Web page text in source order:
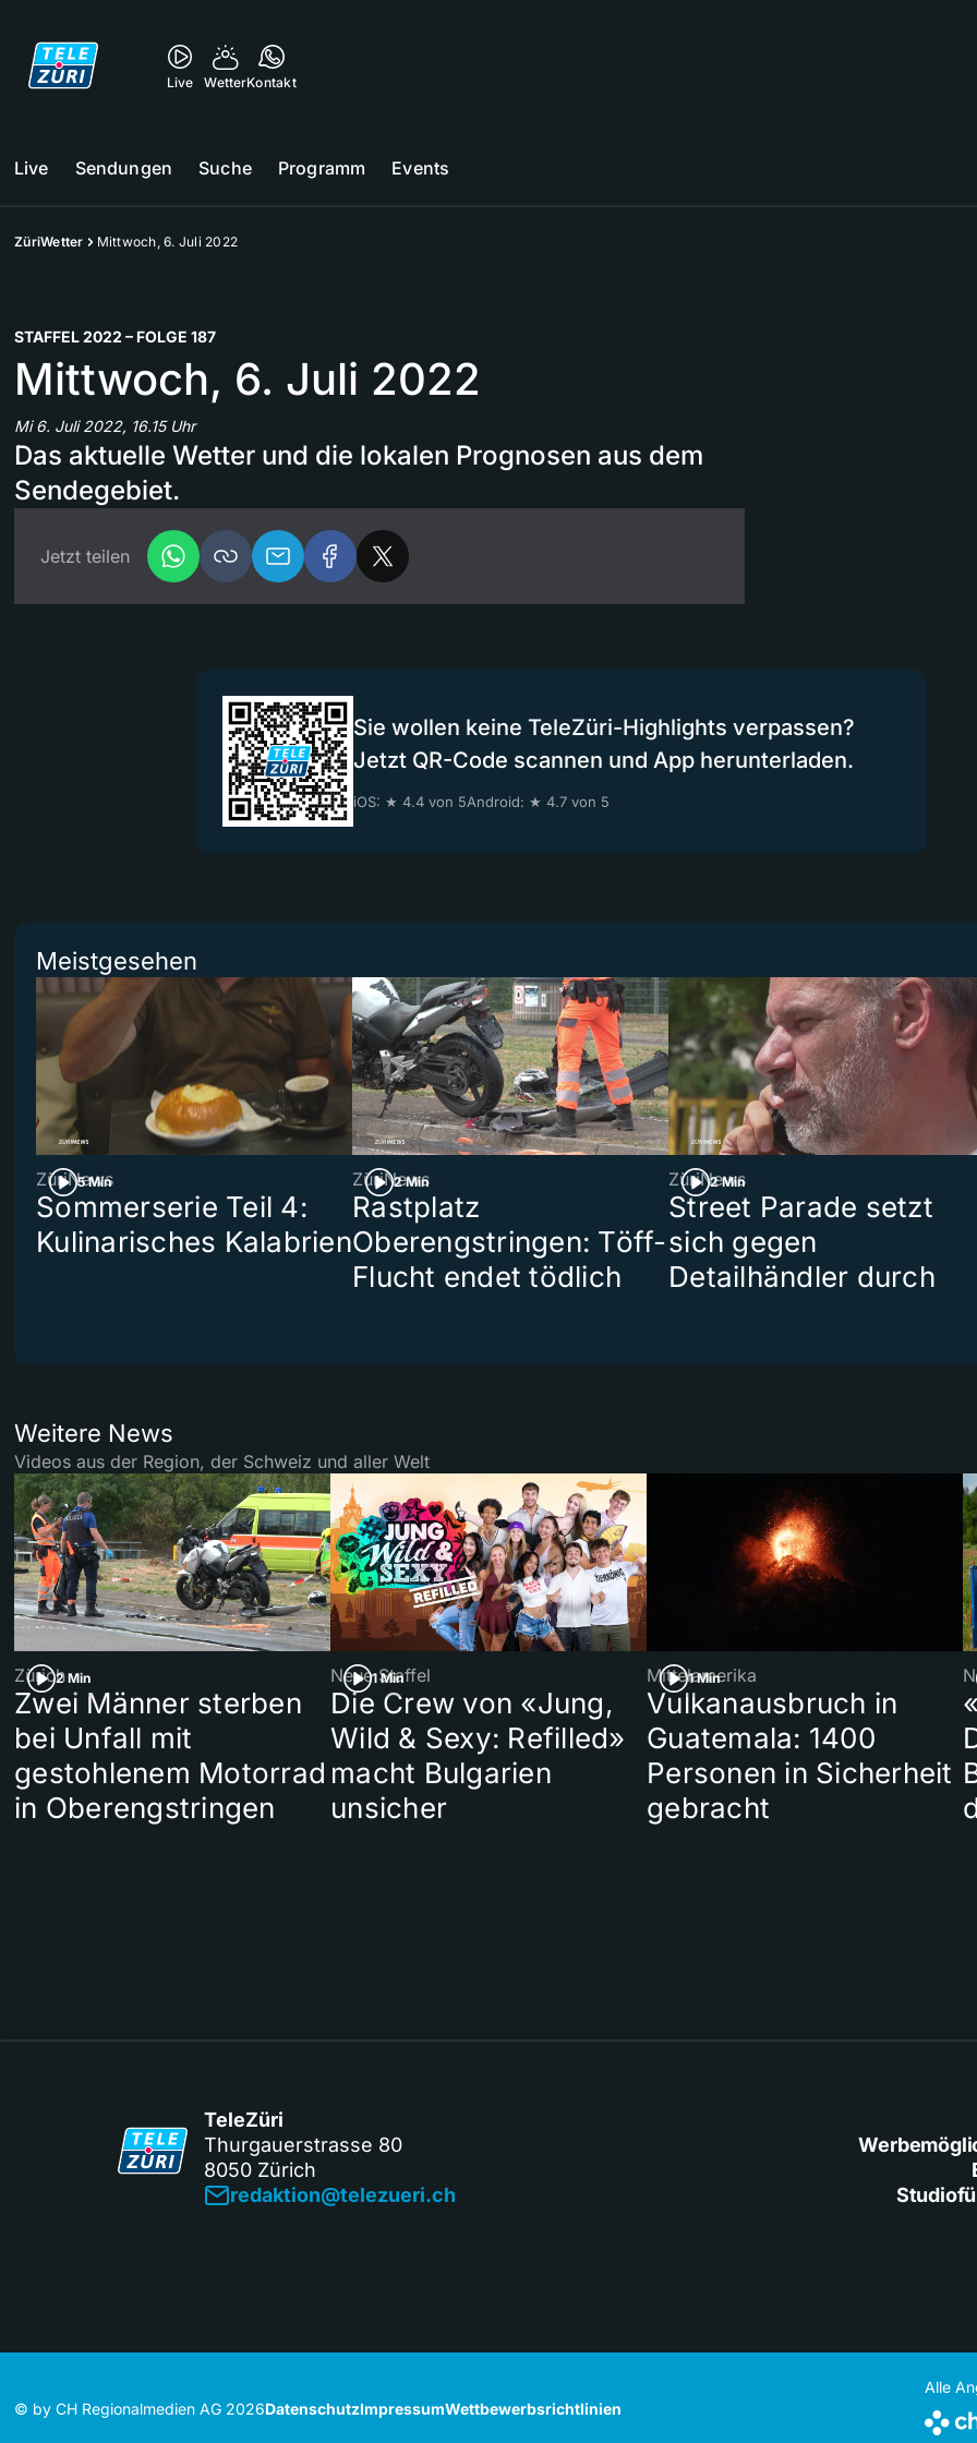
Live WetterKontakt
Live Sendungen Suche Programm Events
ZüriWetter Mittwoch, 6. Juli 2022
STAFFEL 2022 – FOLGE 187
Mittwoch, 6. Juli 2022
Mi 6. Juli 2022, 16.15 Uhr
Das aktuelle Wetter und die lokalen Prognosen aus dem
Sendegebiet.
Jetzt teilen
Sie wollen keine TeleZüri-Highlights verpassen?
Jetzt QR-Code scannen und App herunterladen.
iOS: ★ 4.4 von 5Android: ★ 4.7 von 5
Meistgesehen
5 Min
ZüriNews
Sommerserie Teil 4:
Kulinarisches Kalabrien
2 Min
ZüriNews
Rastplatz
Oberengstringen: Töff-
Flucht endet tödlich
2 Min
ZüriNews
Street Parade setzt
sich gegen
Detailhändler durch
Weitere News
Videos aus der Region, der Schweiz und aller Welt
2 Min
Zürich
Zwei Männer sterben
bei Unfall mit
gestohlenem Motorrad
in Oberengstringen
1 Min
Neue Staffel
Die Crew von «Jung,
Wild & Sexy: Refilled»
macht Bulgarien
unsicher
1 Min
Mittelamerika
Vulkanausbruch in
Guatemala: 1400
Personen in Sicherheit
gebracht
TeleZüri
Thurgauerstrasse 80
8050 Zürich
redaktion@telezueri.ch
© by CH Regionalmedien AG 2026DatenschutzImpressumWettbewerbsrichtlinien
Alle